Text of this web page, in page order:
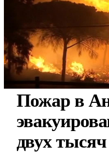
Пожар в
двух